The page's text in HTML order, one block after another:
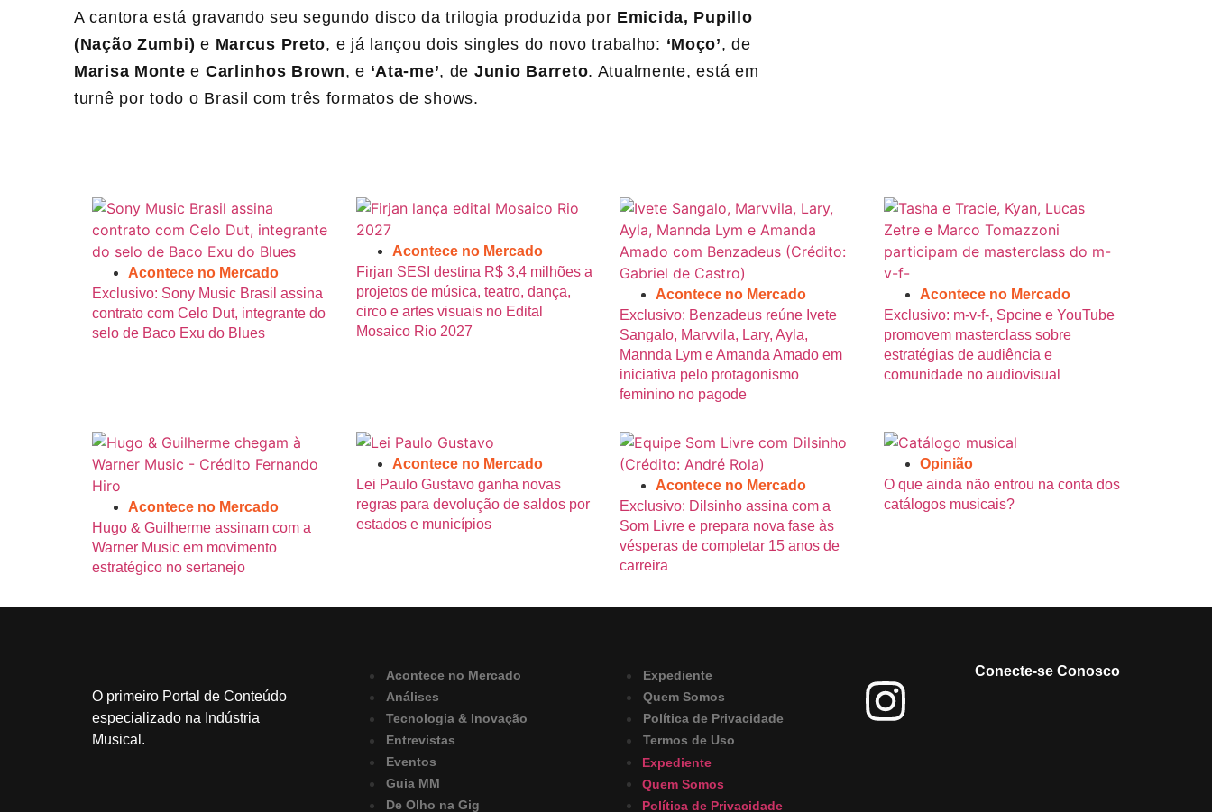
A cantora está gravando seu segundo disco da trilogia produzida por Emicida, Pupillo
(Nação Zumbi)e Marcus Preto, e já lançou dois singles do novo trabalho: ‘Moço’, de
Marisa Montee Carlinhos Brown, e ‘Ata-me’, de Junio Barreto. Atualmente, está em
turnê por todo o Brasil com três formatos de shows.
Acontece no Mercado
Exclusivo: Sony Music Brasil assina
contrato com Celo Dut, integrante do
selo de Baco Exu do Blues
Acontece no Mercado
Firjan SESI destina R$ 3,4 milhões a
projetos de música, teatro, dança,
circo e artes visuais no Edital
Mosaico Rio 2027
Acontece no Mercado
Exclusivo: Benzadeus reúne Ivete
Sangalo, Marvvila, Lary, Ayla,
Mannda Lym e Amanda Amado em
iniciativa pelo protagonismo
feminino no pagode
Acontece no Mercado
Exclusivo: m-v-f-, Spcine e YouTube
promovem masterclass sobre
estratégias de audiência e
comunidade no audiovisual
Acontece no Mercado
Hugo & Guilherme assinam com a
Warner Music em movimento
estratégico no sertanejo
Acontece no Mercado
Lei Paulo Gustavo ganha novas
regras para devolução de saldos por
estados e municípios
Acontece no Mercado
Exclusivo: Dilsinho assina com a
Som Livre e prepara nova fase às
vésperas de completar 15 anos de
carreira
Opinião
O que ainda não entrou na conta dos
catálogos musicais?
O primeiro Portal de Conteúdo
especializado na Indústria
Musical.
Acontece no Mercado
Análises
Tecnologia & Inovação
Entrevistas
Eventos
Guia MM
De Olho na Gig
Expediente
Quem Somos
Política de Privacidade
Termos de Uso
Expediente
Quem Somos
Política de Privacidade
Conecte-se Conosco